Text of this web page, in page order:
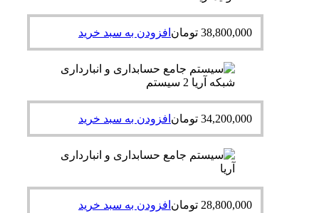
38,800,000 تومان افزودن به سبد خرید
34,200,000 تومان افزودن به سبد خرید
28,800,000 تومان افزودن به سبد خرید